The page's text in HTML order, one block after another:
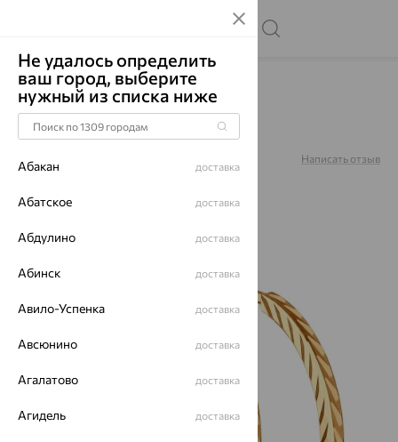
Главная Каталог Серьги Без вставок
Серьги, золото, 140011
Написать отзыв
Не удалось определить
ваш город, выберите
нужный из списка ниже
Абакан доставка
Абатское доставка
Абдулино доставка
Абинск доставка
Авило-Успенка доставка
Авсюнино доставка
Агалатово доставка
Агидель доставка